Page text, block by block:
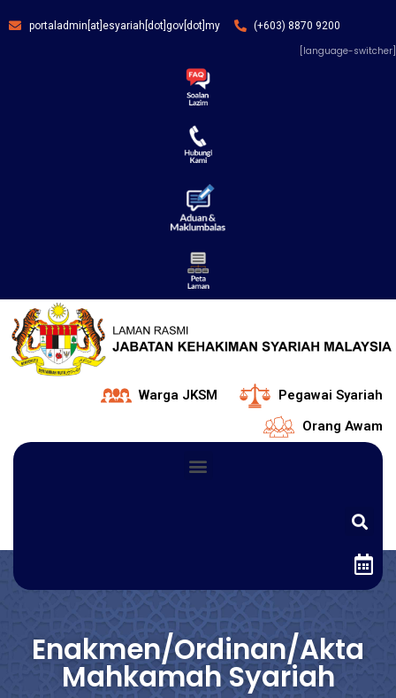
portaladmin[at]esyariah[dot]gov[dot]my (+603) 8870 9200
[language-switcher]
Warga JKSM
Pegawai Syariah
Orang Awam
Enakmen/Ordinan/Akta
Mahkamah Syariah